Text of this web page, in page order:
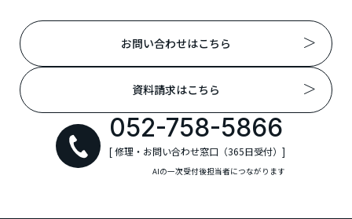
お問い合わせはこちら
資料請求はこちら
052-758-5866
[ 修理・お問い合わせ窓口（365日受付）]
AIの一次受付後担当者につながります